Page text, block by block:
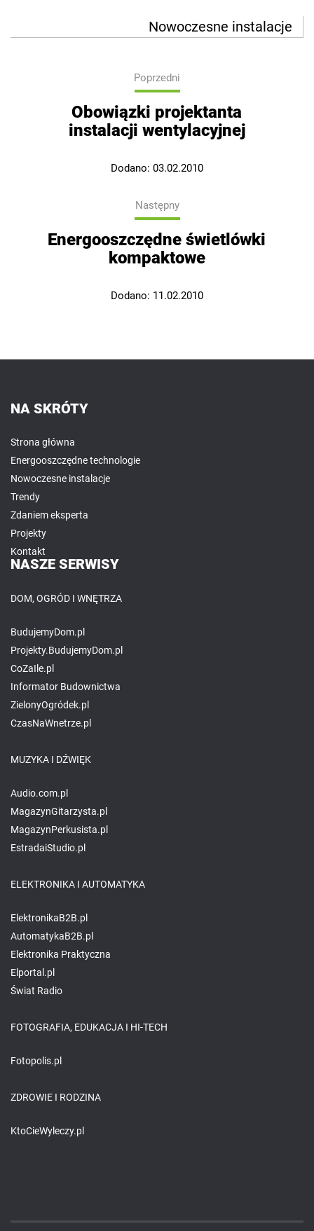
Nowoczesne instalacje
Poprzedni
Obowiązki projektanta
instalacji wentylacyjnej
Dodano: 03.02.2010
Następny
Energooszczędne świetlówki
kompaktowe
Dodano: 11.02.2010
NA SKRÓTY
Strona główna
Energooszczędne technologie
Nowoczesne instalacje
Trendy
Zdaniem eksperta
Projekty
Kontakt
NASZE SERWISY
DOM, OGRÓD I WNĘTRZA
BudujemyDom.pl
Projekty.BudujemyDom.pl
CoZaIle.pl
Informator Budownictwa
ZielonyOgródek.pl
CzasNaWnetrze.pl
MUZYKA I DŹWIĘK
Audio.com.pl
MagazynGitarzysta.pl
MagazynPerkusista.pl
EstradaiStudio.pl
ELEKTRONIKA I AUTOMATYKA
ElektronikaB2B.pl
AutomatykaB2B.pl
Elektronika Praktyczna
Elportal.pl
Świat Radio
FOTOGRAFIA, EDUKACJA I HI-TECH
Fotopolis.pl
ZDROWIE I RODZINA
KtoCieWyleczy.pl